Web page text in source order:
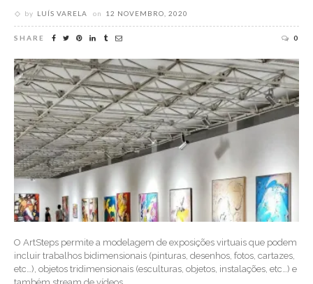
by LUÍS VARELA on 12 NOVEMBRO, 2020
SHARE 0
O ArtSteps permite a modelagem de exposições virtuais que podem
incluir trabalhos bidimensionais (pinturas, desenhos, fotos, cartazes,
etc…), objetos tridimensionais (esculturas, objetos, instalações, etc…) e